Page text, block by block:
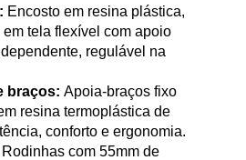
Encosto em resina plástica,
em tela flexível com apoio
regulável na
braços: Apoia-braços fixo
resina termoplástica de
conforto e ergonomia.
Rodinhas com 55mm de